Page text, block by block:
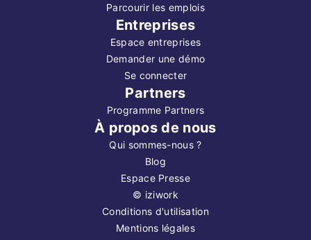
Parcourir les emplois
Entreprises
Espace entreprises
Demander une démo
Se connecter
Partners
Programme Partners
À propos de nous
Qui sommes-nous ?
Blog
Espace Presse
© iziwork
Conditions d'utilisation
Mentions légales